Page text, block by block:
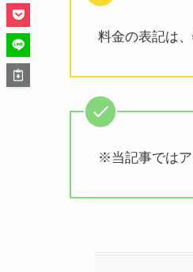
料金の表記は
※当記事では